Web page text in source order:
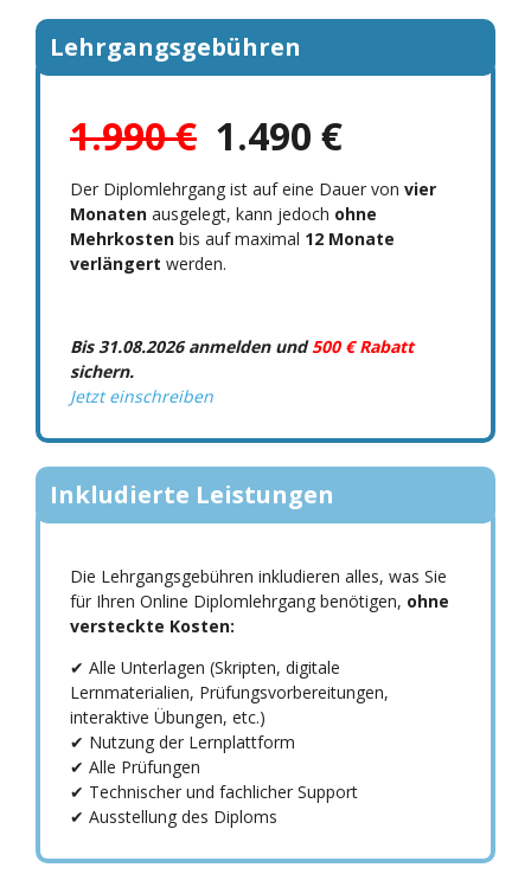
Lehrgangsgebühren
1.990 € 1.490 €
Der Diplomlehrgang ist auf eine Dauer von vier
Monaten ausgelegt, kann jedoch ohne
Mehrkosten bis auf maximal 12 Monate
verlängert werden.
Bis 31.08.2026 anmelden und500 € Rabatt
sichern.
Jetzt einschreiben
Inkludierte Leistungen
Die Lehrgangsgebühren inkludieren alles, was Sie
für Ihren Online Diplomlehrgang benötigen, ohne
versteckte Kosten:
✔ Alle Unterlagen (Skripten, digitale
Lernmaterialien, Prüfungsvorbereitungen,
interaktive Übungen, etc.)
✔ Nutzung der Lernplattform
✔ Alle Prüfungen
✔ Technischer und fachlicher Support
✔ Ausstellung des Diploms